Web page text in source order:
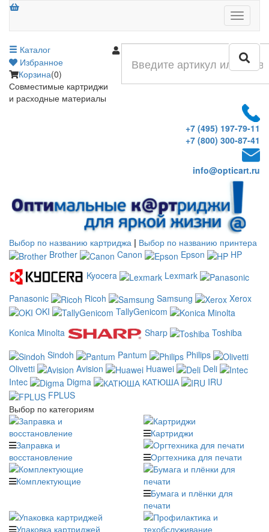
Меню
Каталог
Избранное
Корзина(0)
Совместимые картриджи
и расходные материалы
+7 (495) 197-79-11
+7 (800) 300-87-41
info@opticart.ru
Выбор по названию картриджа | Выбор по названию принтера
Brother
Canon Epson
HP
Kyocera
Lexmark
Panasonic
Ricoh Samsung
Xerox
OKI
TallyGenicom
Konica Minolta
Sharp
Toshiba
Sindoh
Pantum
Philips
Olivetti
Avision Huawei
Deli
Intec
Digma КАТЮША
IRU
FPLUS
Выбор по категориям
Заправка и
восстановление
Картриджи
Оргтехника для печати
Комплектующие
Бумага и плёнки для
печати
Упаковка картриджей